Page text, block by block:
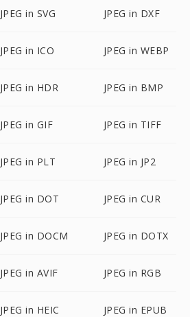
JPEG in SVG JPEG in DXF
JPEG in ICO JPEG in WEBP
JPEG in HDR JPEG in BMP
JPEG in GIF JPEG in TIFF
JPEG in PLT JPEG in JP2
JPEG in DOT JPEG in CUR
JPEG in DOCM JPEG in DOTX
JPEG in AVIF JPEG in RGB
JPEG in HEIC JPEG in EPUB